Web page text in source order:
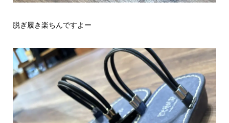
脱ぎ履き楽ちんですよー